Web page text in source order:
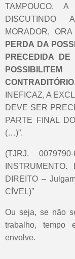
TAMPOUCO, A
DISCUTINDO
MORADOR,
PERDA DA
PRECEDIDA DE
CONTRADITÓRIO
INEFICAZ, A
DEVE SER
PARTE FINAL
(…)”.
(TJRJ.
DIREITO –
CÍVEL)”
Ou seja, se não
trabalho, tempo
envolve.